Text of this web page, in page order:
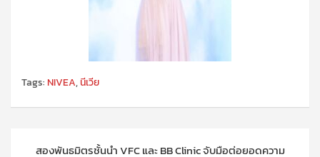
Tags:NIVEA,นีเวีย
แนะแนว
สองพันธมิตรชั้นนำ VFC และ BB Clinic จับมือต่อยอดความ